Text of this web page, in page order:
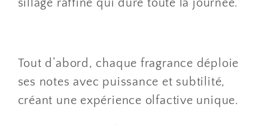
sillage raffiné qui dure toute la journée.
Tout d’abord, chaque fragrance déploie
ses notes avec puissance et subtilité,
créant une expérience olfactive unique.